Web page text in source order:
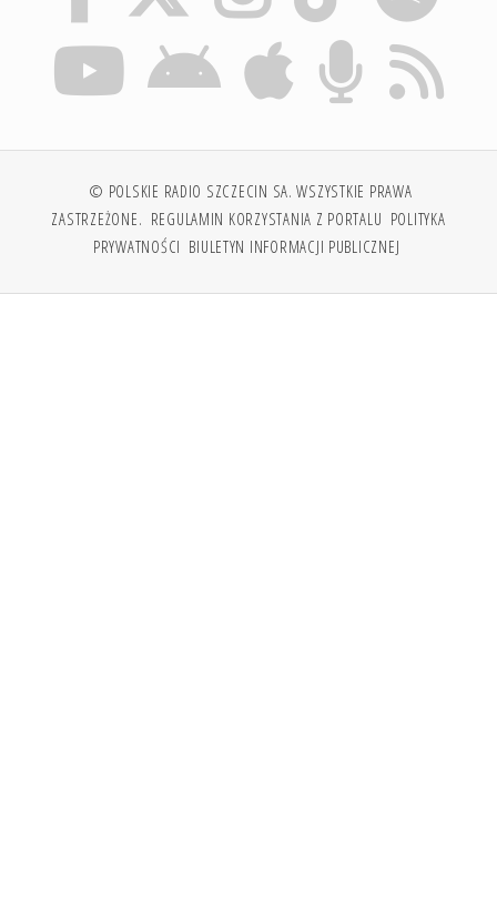
© POLSKIE RADIO SZCZECIN SA. WSZYSTKIE PRAWA
ZASTRZEŻONE. REGULAMIN KORZYSTANIA Z PORTALU POLITYKA
PRYWATNOŚCI BIULETYN INFORMACJI PUBLICZNEJ